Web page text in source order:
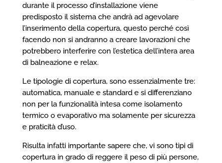
durante il processo d’installazione viene
predisposto il sistema che andrà ad agevolare
l’inserimento della copertura, questo perché così
facendo non si andranno a creare lavorazioni che
potrebbero interferire con l’estetica dell’intera area
di balneazione e relax.
Le tipologie di copertura, sono essenzialmente tre:
automatica, manuale e standard e si differenziano
non per la funzionalità intesa come isolamento
termico o evaporativo ma solamente per sicurezza
e praticità d’uso.
Risulta infatti importante sapere che, vi sono tipi di
copertura in grado di reggere il peso di più persone,